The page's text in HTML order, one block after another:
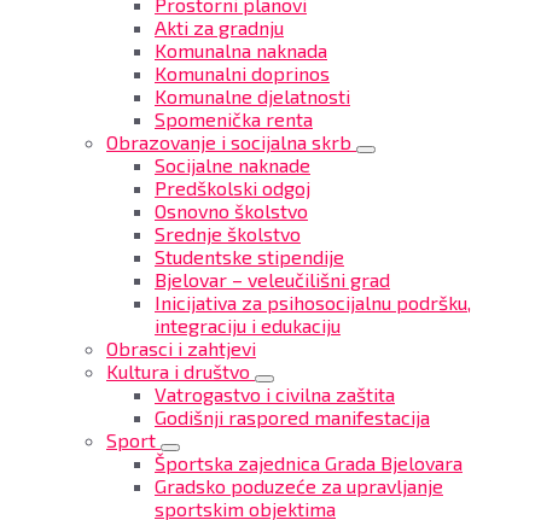
Akti za gradnju
Komunalna naknada
Komunalni doprinos
Komunalne djelatnosti
Spomenička renta
Obrazovanje i socijalna skrb
Socijalne naknade
Predškolski odgoj
Osnovno školstvo
Srednje školstvo
Studentske stipendije
Bjelovar – veleučilišni grad
Inicijativa za psihosocijalnu podršku,
integraciju i edukaciju
Obrasci i zahtjevi
Kultura i društvo
Vatrogastvo i civilna zaštita
Godišnji raspored manifestacija
Sport
Športska zajednica Grada Bjelovara
Gradsko poduzeće za upravljanje
sportskim objektima